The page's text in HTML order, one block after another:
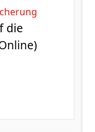
die
im Internet nicht
des